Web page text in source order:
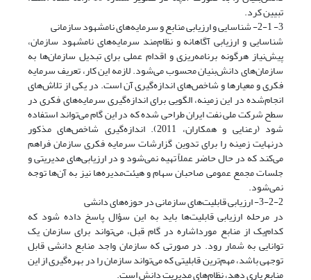
تبیین کرد.
3- 2-1- شناسایی و ارزیابی منابع و سرمایه‌های نامشهود سازمانی
شناسایی و ارزیابی آگاهانه و نظام‌مند سرمایه‌های نامشهود سازمان،
پیش‌نیاز هرگونه برنامه‌ریزی و اقدام عملی برای تبدیل سازمان‌ها به
سازمان‌های دانش‌بنیان محسوب می‌شود. لازمه این کار، تعریف سرمایه
فکری و معیارها و شاخص‌های اندازه‌گیری آن است. در یکی از تلاش‌های
انجام‌شده در این زمینه، الگویی برای اندازه‌گیری سرمایه‌های فکری در
سطح شرکت ملی نفت ایران طراحی شده که در این گام می‌تواند استفاده
شود (رعنایی و همکاران، 2011). اندازه‌گیری شاخص‌های مذکور
درنهایت زمینه را برای تدوین گزارشات سرمایه فکری سازمان فراهم
می‌‌کند که در حال حاضر عملاً تهیه نمی‌شود و در ارزیابی‌های مدیریتی و
جلسات مجمع عمومی صاحبان سهام و هیئت‌مدیره‌ها نیز به آن‌ها توجه
نمی‌شود.
3-2-2- ارزیابی قابلیت‌های سازمانی در حوزه‌های دانشی
در مرحله ارزیابی قابلیت‌ها باید به این سؤال پاسخ داده شود که
کدام‌یک از منابع مورد‌اشاره در گام قبل، می‌تواند برای سازمان یک
توانایی به شمار رود. در صورتی که سازمان واجد منابع دانشی قابل
توجهی باشد، مهم‌ترین قابلیتی که می‌تواند سازمان را در بهره‌گیری از این
منابع یاری دهد، نظام‌های مدیریت دانش است.